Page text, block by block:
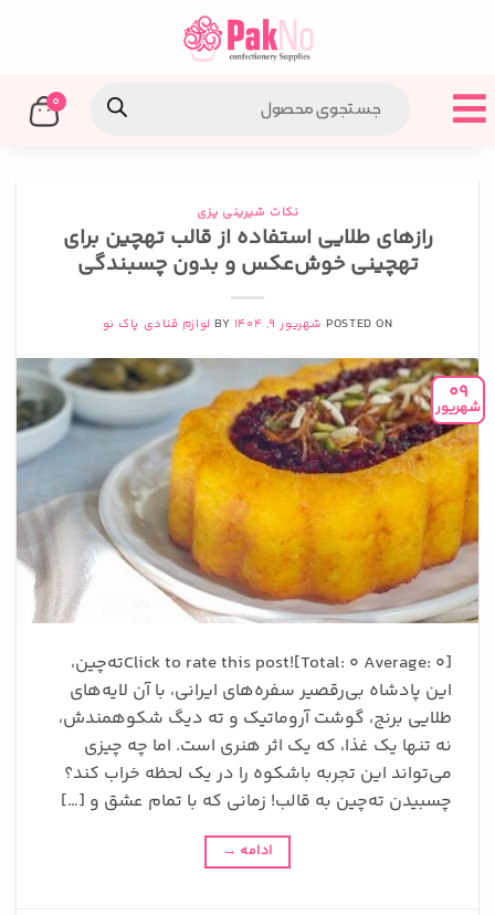
0
نکات شیرینی پزی
رازهای طلایی استفاده از قالب تهچین برای
تهچینی خوش‌عکس و بدون چسبندگی
POSTED ON شهریور 9, 1404 BY لوازم قنادی پاک نو
09
شهریور
Click to rate this post![Total: 0 Average: 0]ته‌چین،
این پادشاه بی‌رقصیر سفره‌های ایرانی، با آن لایه‌های
طلایی برنج، گوشت آروماتیک و ته دیگ شکوهمندش،
نه تنها یک غذا، که یک اثر هنری است. اما چه چیزی
می‌تواند این تجربه باشکوه را در یک لحظه خراب کند؟
چسبیدن ته‌چین به قالب! زمانی که با تمام عشق و […]
ادامه →